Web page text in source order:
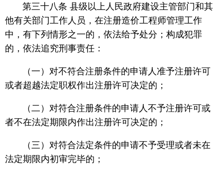
第三十八条 县级以上人民政府建设主管部门和其
他有关部门工作人员，在注册造价工程师管理工作
中，有下列情形之一的，依法给予处分；构成犯罪
的，依法追究刑事责任：
（一）对不符合注册条件的申请人准予注册许可
或者超越法定职权作出注册许可决定的；
（二）对符合注册条件的申请人不予注册许可或
者不在法定期限内作出注册许可决定的；
（三）对符合法定条件的申请不予受理或者未在
法定期限内初审完毕的；